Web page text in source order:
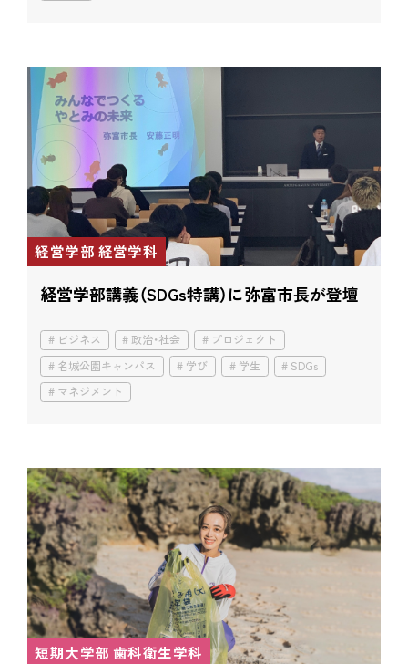
経営学部 経営学科
経営学部講義（SDGs特講）に弥富市長が登壇
ビジネス 政治・社会
プロジェクト
名城公園キャンパス
学び 学生
SDGs
マネジメント
短期大学部 歯科衛生学科